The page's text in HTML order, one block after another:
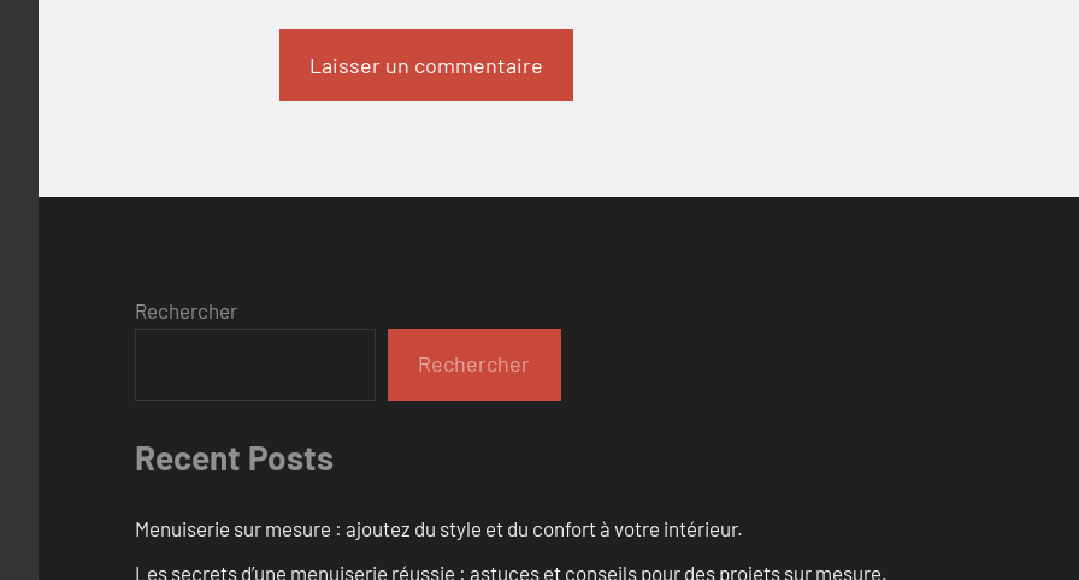
Rechercher
Rechercher
Recent Posts
Menuiserie sur mesure : ajoutez du style et du confort à votre intérieur.
Les secrets d’une menuiserie réussie : astuces et conseils pour des projets sur mesure.